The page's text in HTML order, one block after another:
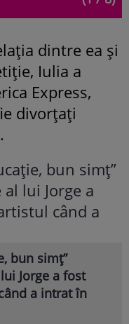
dintre ea și
Iulia a
Express,
divorțați
bun simț”
Jorge a fost
a intrat în